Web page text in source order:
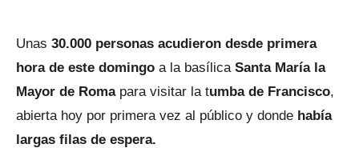
Unas 30.000 personas acudieron desde primera
hora de este domingo a la basílica Santa María la
Mayor de Romapara visitar la tumba de Francisco,
abierta hoy por primera vez al público y donde había
largas filas de espera.